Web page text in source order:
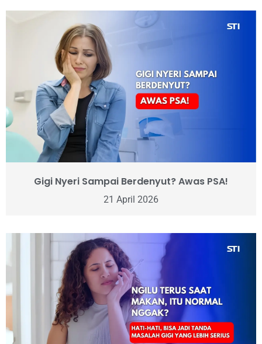
Gigi Nyeri Sampai Berdenyut? Awas PSA!
21 April 2026